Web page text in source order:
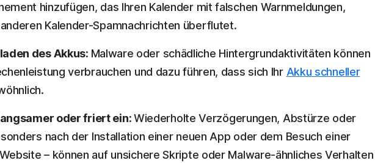
hinzufügen, das Ihren Kalender mit falschen Warnmeldungen,
Kalender-Spamnachrichten überflutet.
des Akkus: Malware oder schädliche Hintergrundaktivitäten können
verbrauchen und dazu führen, dass sich Ihr Akku schneller
oder friert ein:Wiederholte Verzögerungen, Abstürze oder
nach der Installation einer neuen App oder dem Besuch einer
– können auf unsichere Skripte oder Malware-ähnliches Verhalten